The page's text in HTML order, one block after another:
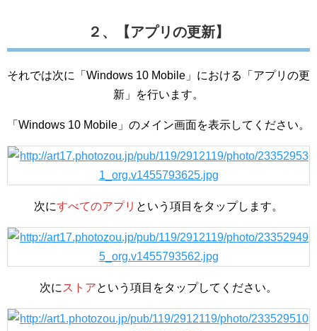
２、【アプリの更新】
それでは次に「Windows 10 Mobile」における「アプリの更
新」を行います。
「Windows 10 Mobile」のメイン画面を表示してください。
次にすべてのアプリ という項目をタップします。
次に ストアという項目をタップしてください。